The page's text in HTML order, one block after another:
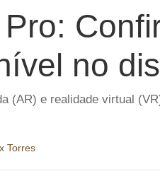
no
(AR) e realidade virtual
Torres